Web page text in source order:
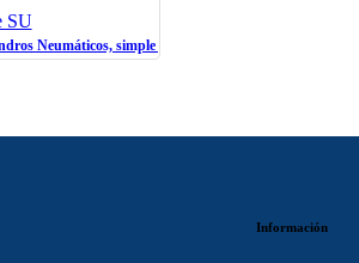
SU
Neumáticos, simple y doble efecto
Información